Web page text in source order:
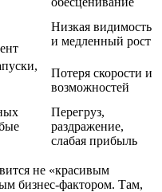
Низкая видимость
и медленный рост
Потеря скорости и
возможностей
Перегруз,
раздражение,
слабая прибыль
не «красивым
бизнес-фактором. Там,